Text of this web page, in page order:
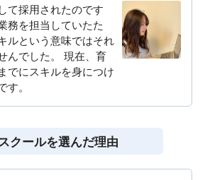
て採用されたのです
務を担当していたた
ルという意味ではそれ
んでした。 現在、育
でにスキルを身につけ
。
クールを選んだ理由